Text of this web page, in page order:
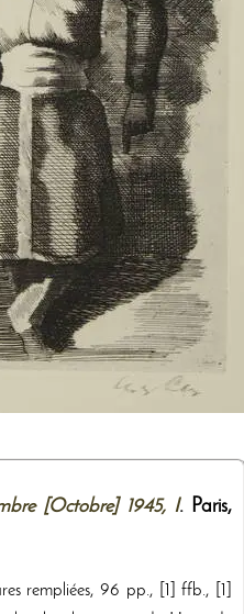
[Octobre] 1945, I. Paris,
rempliées, 96 pp., [1] ffb., [1]